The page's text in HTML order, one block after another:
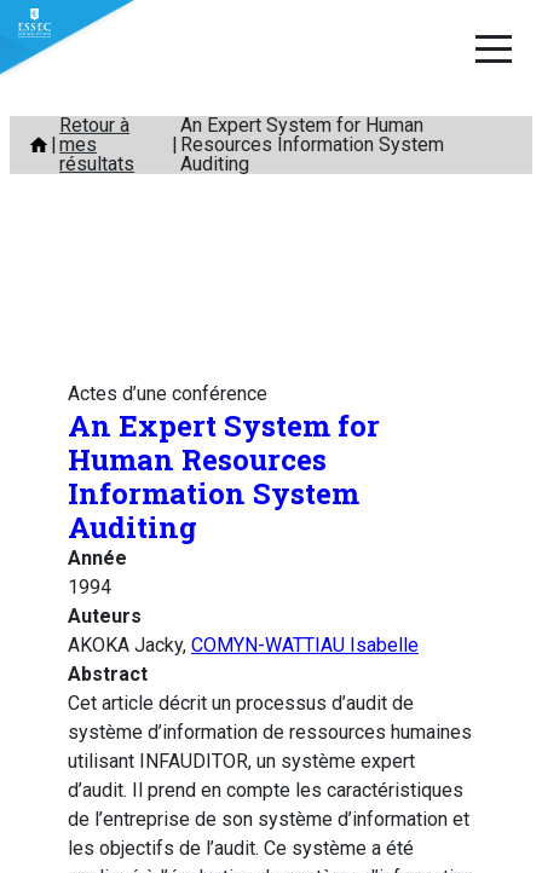
Aller
contenu
Retour à
mes
résultats
An Expert System for Human
Resources Information System
Auditing
Actes d’une conférence
An Expert System for
Human Resources
Information System
Auditing
Année
1994
Auteurs
AKOKA Jacky, COMYN-WATTIAU Isabelle
Abstract
Cet article décrit un processus d’audit de
système d’information de ressources humaines
utilisant INFAUDITOR, un système expert
d’audit. Il prend en compte les caractéristiques
de l’entreprise de son système d’information et
les objectifs de l’audit. Ce système a été